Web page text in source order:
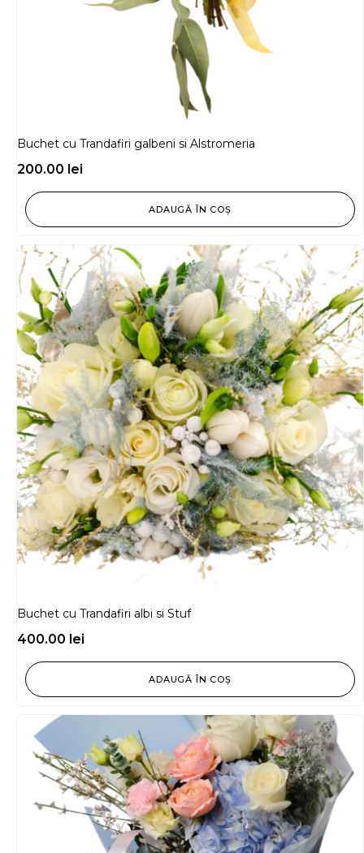
Buchet cu Trandafiri galbeni si Alstromeria
200.00 lei
ADAUGĂ ÎN COȘ
Buchet cu Trandafiri albi si Stuf
400.00 lei
ADAUGĂ ÎN COȘ